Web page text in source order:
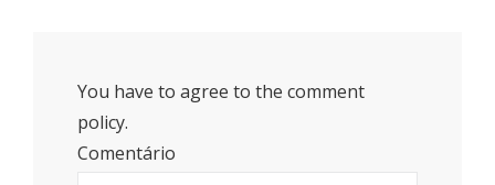
You have to agree to the comment
policy.
Comentário